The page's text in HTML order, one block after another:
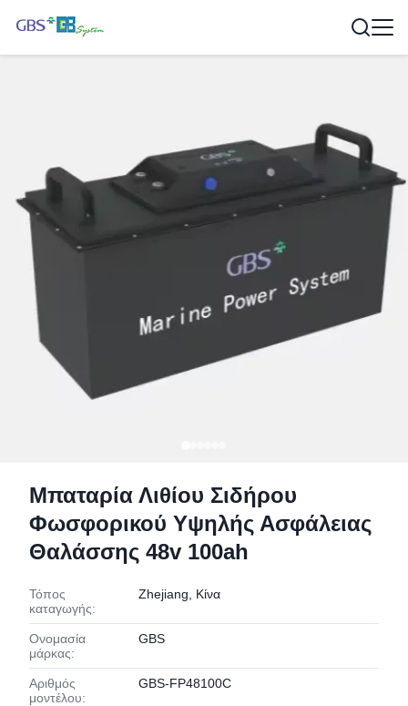
Μπαταρία Λιθίου Σιδήρου
Φωσφορικού Υψηλής Ασφάλειας
Θαλάσσης 48v 100ah
Τόπος
καταγωγής:
Zhejiang, Κίνα
Ονομασία
μάρκας:
GBS
Αριθμός
μοντέλου:
GBS-FP48100C